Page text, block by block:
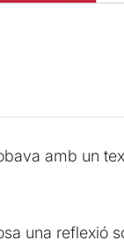
amb un
una reflexió